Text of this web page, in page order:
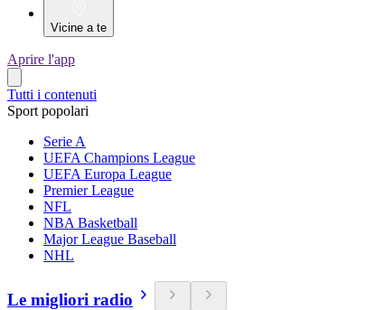
Vicine a te
Aprire l'app
Tutti i contenuti
Sport popolari
Serie A
UEFA Champions League
UEFA Europa League
Premier League
NFL
NBA Basketball
Major League Baseball
NHL
Le migliori radio